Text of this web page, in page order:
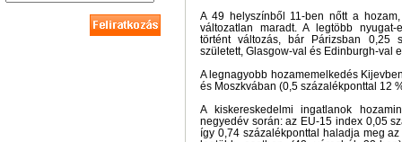
A 49 helyszínből 11-ben nőtt a
változatlan maradt. A legtöbb nyugat-
történt változás, bár Párizsban 0,25
született, Glasgow-val és Edinburgh-val
A legnagyobb hozamemelkedés
és Moszkvában (0,5 százalékponttal 12
A kiskereskedelmi ingatlanok
negyedév során: az EU-15 index 0,05
így 0,74 százalékponttal haladja meg